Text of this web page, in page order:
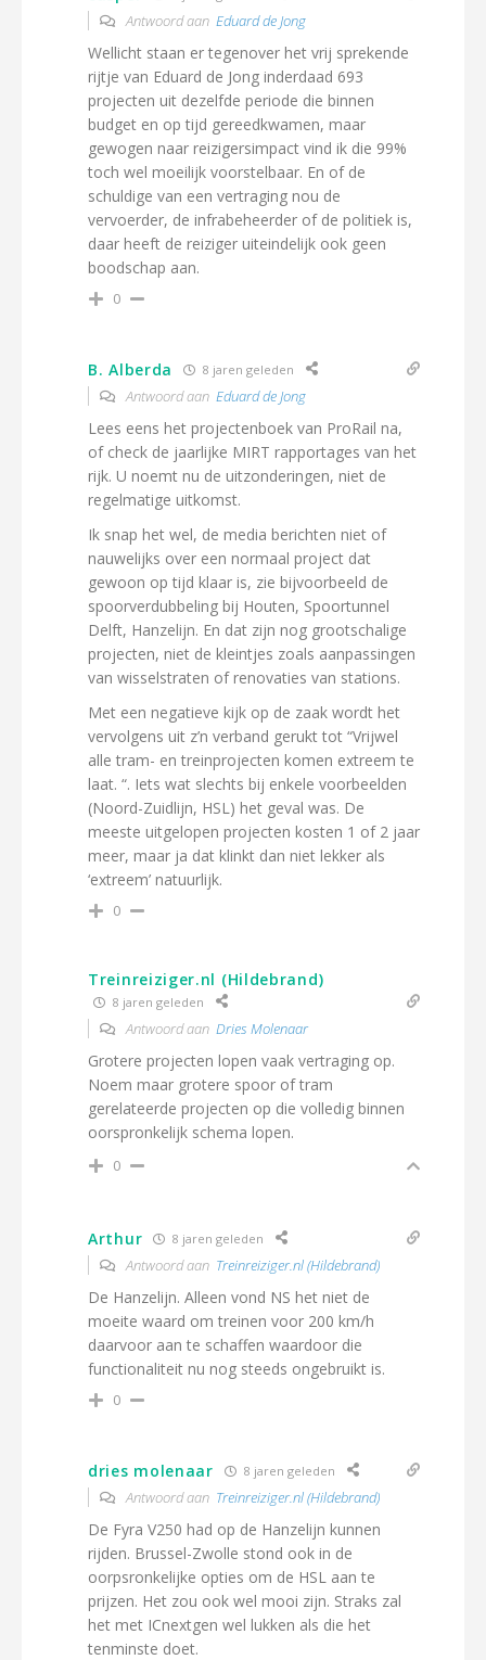
Antwoord aan Eduard de Jong
Wellicht staan er tegenover het vrij sprekende
rijtje van Eduard de Jong inderdaad 693
projecten uit dezelfde periode die binnen
budget en op tijd gereedkwamen, maar
gewogen naar reizigersimpact vind ik die 99%
toch wel moeilijk voorstelbaar. En of de
schuldige van een vertraging nou de
vervoerder, de infrabeheerder of de politiek is,
daar heeft de reiziger uiteindelijk ook geen
boodschap aan.
0
B. Alberda 8 jaren geleden
Antwoord aan Eduard de Jong
Lees eens het projectenboek van ProRail na,
of check de jaarlijke MIRT rapportages van het
rijk. U noemt nu de uitzonderingen, niet de
regelmatige uitkomst.
Ik snap het wel, de media berichten niet of
nauwelijks over een normaal project dat
gewoon op tijd klaar is, zie bijvoorbeeld de
spoorverdubbeling bij Houten, Spoortunnel
Delft, Hanzelijn. En dat zijn nog grootschalige
projecten, niet de kleintjes zoals aanpassingen
van wisselstraten of renovaties van stations.
Met een negatieve kijk op de zaak wordt het
vervolgens uit z’n verband gerukt tot “Vrijwel
alle tram- en treinprojecten komen extreem te
laat. “. Iets wat slechts bij enkele voorbeelden
(Noord-Zuidlijn, HSL) het geval was. De
meeste uitgelopen projecten kosten 1 of 2 jaar
meer, maar ja dat klinkt dan niet lekker als
‘extreem’ natuurlijk.
0
Treinreiziger.nl (Hildebrand)
8 jaren geleden
Antwoord aan Dries Molenaar
Grotere projecten lopen vaak vertraging op.
Noem maar grotere spoor of tram
gerelateerde projecten op die volledig binnen
oorspronkelijk schema lopen.
0
Arthur 8 jaren geleden
Antwoord aan Treinreiziger.nl (Hildebrand)
De Hanzelijn. Alleen vond NS het niet de
moeite waard om treinen voor 200 km/h
daarvoor aan te schaffen waardoor die
functionaliteit nu nog steeds ongebruikt is.
0
dries molenaar 8 jaren geleden
Antwoord aan Treinreiziger.nl (Hildebrand)
De Fyra V250 had op de Hanzelijn kunnen
rijden. Brussel-Zwolle stond ook in de
oorpsronkelijke opties om de HSL aan te
prijzen. Het zou ook wel mooi zijn. Straks zal
het met ICnextgen wel lukken als die het
tenminste doet.